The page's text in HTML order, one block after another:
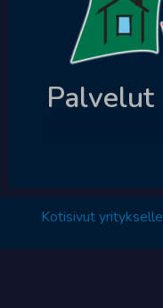
Palvelut
Kotisivut yritykselle